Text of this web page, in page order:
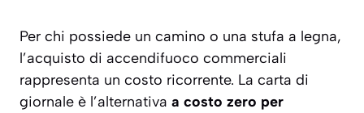
Per chi possiede un camino o una stufa a legna,
l’acquisto di accendifuoco commerciali
rappresenta un costo ricorrente. La carta di
giornale è l’alternativa a costo zero per